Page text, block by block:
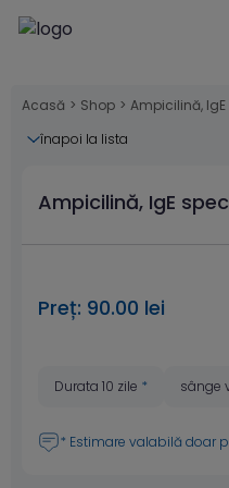
Acasă > Shop > Ampicilină,
înapoi la lista
Ampicilină, IgE
Preț: 90.00 lei
Durata 10 zile * sânge
* Estimare valabilă doar